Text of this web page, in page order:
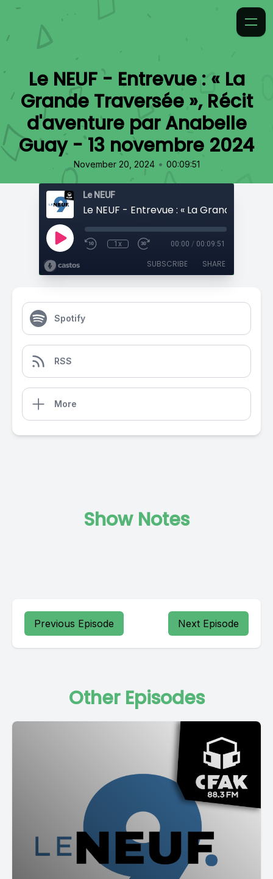
Le NEUF - Entrevue : « La
Grande Traversée », Récit
d'aventure par Anabelle
Guay - 13 novembre 2024
November 20, 2024 • 00:09:51
Le NEUF
1x 00:00 / 00:09:51
SUBSCRIBE SHARE
Spotify
RSS
More
Show Notes
Previous Episode Next Episode
Other Episodes